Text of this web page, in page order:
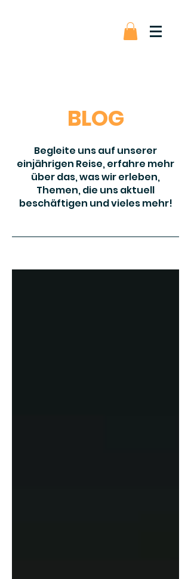
BLOG
Begleite uns auf unserer
einjährigen Reise, erfahre mehr
über das, was wir erleben,
Themen, die uns aktuell
beschäftigen und vieles mehr!